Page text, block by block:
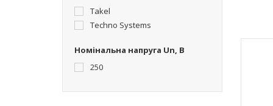
Takel
Techno Systems
Номінальна напруга Un, В
250